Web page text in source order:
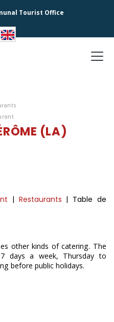
Tourist Office
(LA)
| Restaurants | Table de
other kinds of catering. The
days a week, Thursday to
before public holidays.